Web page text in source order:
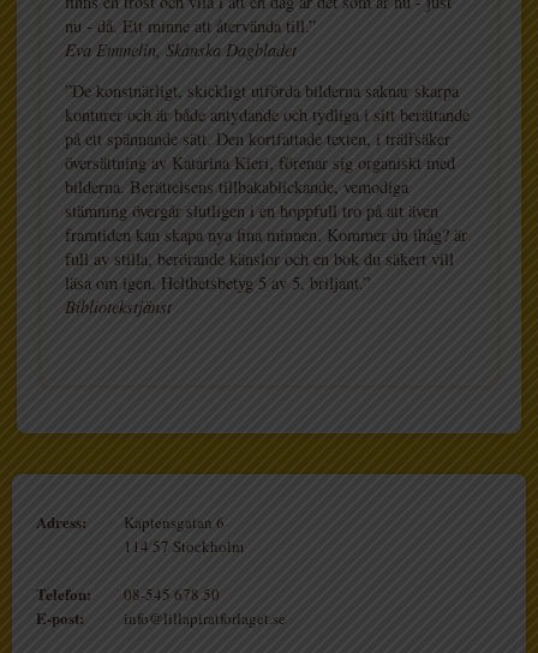
nu - då. Ett minne att återvända till.”
Eva Emmelin, Skånska Dagbladet
”De konstnärligt, skickligt utförda bilderna saknar skarpa
konturer och är både antydande och tydliga i sitt berättande
på ett spännande sätt. Den kortfattade texten, i träffsäker
översättning av Katarina Kieri, förenar sig organiskt med
bilderna. Berättelsens tillbakablickande, vemodiga
stämning övergår slutligen i en hoppfull tro på att även
framtiden kan skapa nya fina minnen. Kommer du ihåg? är
full av stilla, berörande känslor och en bok du säkert vill
läsa om igen. Helthetsbetyg 5 av 5, briljant.”
Bibliotekstjänst
Adress:
Kaptensgatan 6
114 57 Stockholm
Telefon: 08-545 678 50
E-post: info@lillapiratforlaget.se